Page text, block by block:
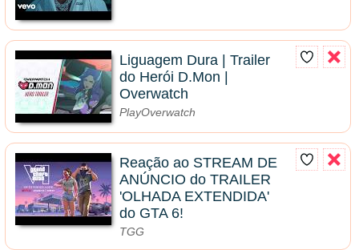
Liguagem Dura | Trailer
do Herói D.Mon |
Overwatch
PlayOverwatch
Reação ao STREAM DE
ANÚNCIO do TRAILER
'OLHADA EXTENDIDA'
do GTA 6!
TGG